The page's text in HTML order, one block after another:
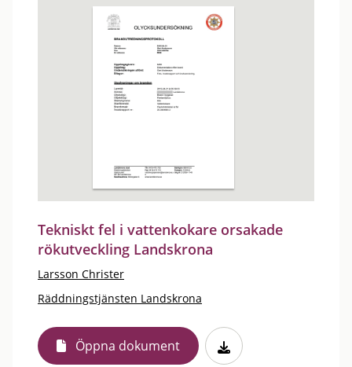
Tekniskt fel i vattenkokare orsakade
rökutveckling Landskrona
Larsson Christer
Räddningstjänsten Landskrona
Öppna dokument